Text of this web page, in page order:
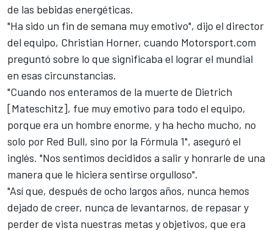
de las bebidas energéticas.
"Ha sido un fin de semana muy emotivo", dijo el director
del equipo, Christian Horner, cuando Motorsport.com
preguntó sobre lo que significaba el lograr el mundial
en esas circunstancias.
"Cuando nos enteramos de la muerte de Dietrich
[Mateschitz], fue muy emotivo para todo el equipo,
porque era un hombre enorme, y ha hecho mucho, no
solo por Red Bull, sino por la Fórmula 1", aseguró el
inglés. "Nos sentimos decididos a salir y honrarle de una
manera que le hiciera sentirse orgulloso".
"Así que, después de ocho largos años, nunca hemos
dejado de creer, nunca de levantarnos, de repasar y
perder de vista nuestras metas y objetivos, que era